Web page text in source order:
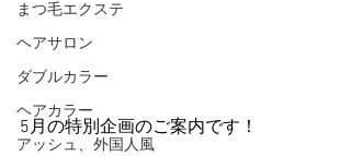
まつ毛エクステ
ヘアサロン
ダブルカラー
ヘアカラー
アッシュ、外国人風
5月の特別企画のご案内です！